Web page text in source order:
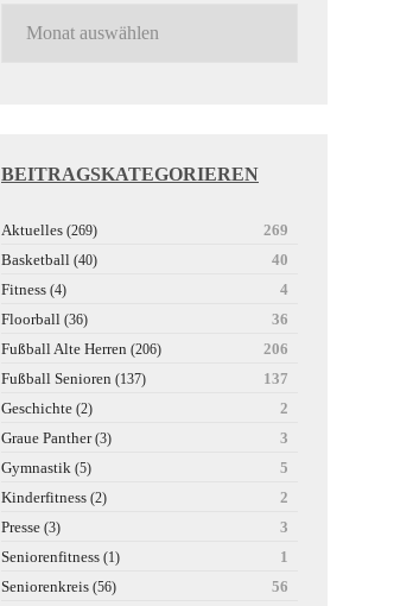
BEITRAGSKATEGORIEREN
Aktuelles (269)
269
Basketball (40)
40
Fitness (4)
4
Floorball (36)
36
Fußball Alte Herren (206)
206
Fußball Senioren (137)
137
Geschichte (2)
2
Graue Panther(3)
3
Gymnastik (5)
5
Kinderfitness (2)
2
Presse (3)
3
Seniorenfitness (1)
1
Seniorenkreis (56)
56